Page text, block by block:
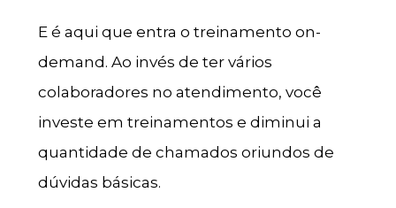
E é aqui que entra o treinamento on-
demand. Ao invés de ter vários
colaboradores no atendimento, você
investe em treinamentos e diminui a
quantidade de chamados oriundos de
dúvidas básicas.